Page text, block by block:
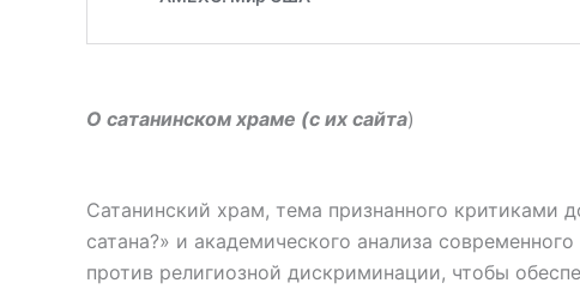
О сатанинском храме (с их сайта)
Сатанинский храм, тема признанного критиками
сатана?» и академического анализа
против религиозной дискриминации, чтобы